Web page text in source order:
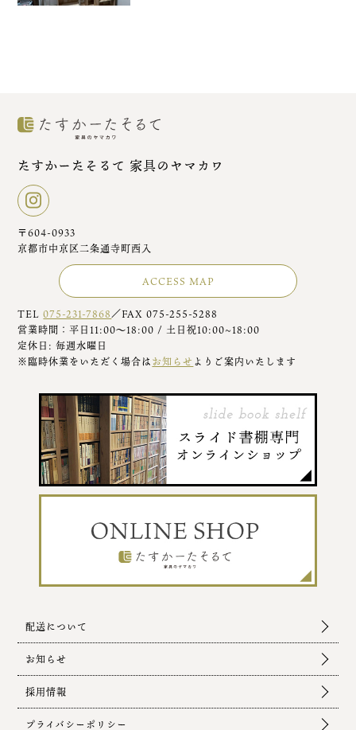
たすかーたそるて 家具のヤマカワ
〒604-0933
京都市中京区二条通寺町西入
ACCESS MAP
TEL075-231-7868／FAX 075-255-5288
営業時間：平日11:00～18:00 / 土日祝10:00~18:00
定休日: 毎週水曜日
※臨時休業をいただく場合はお知らせ よりご案内いたします
配送について
お知らせ
採用情報
プライバシーポリシー